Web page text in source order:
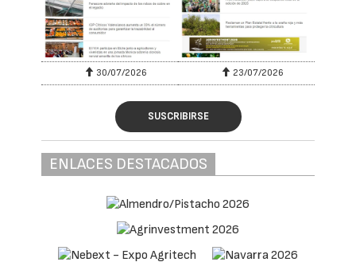
30/07/2026 23/07/2026
SUSCRIBIRSE
ENLACES DESTACADOS